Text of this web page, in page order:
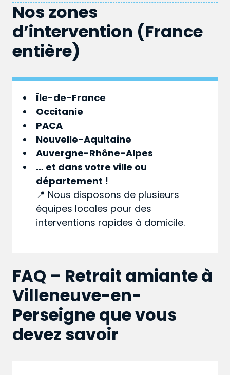
Nos zones
d’intervention (France
entière)
Île-de-France
Occitanie
PACA
Nouvelle-Aquitaine
Auvergne-Rhône-Alpes
… et dans votreville ou
département !
📍 Nous disposons de plusieurs
équipes locales pour des
interventions rapides à domicile.
FAQ – Retrait amiante à
Villeneuve-en-
Perseigne que vous
devez savoir